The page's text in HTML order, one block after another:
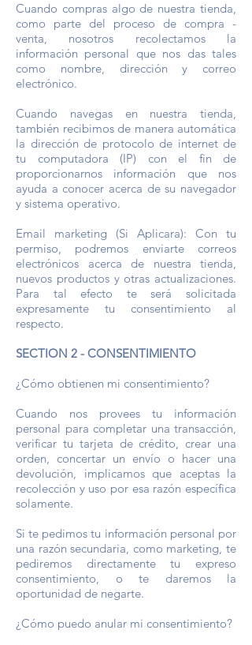
Cuando compras algo de nuestra tienda,
como parte del proceso de compra -
venta, nosotros recolectamos la
información personal que nos das tales
como nombre, dirección y correo
electrónico.
Cuando navegas en nuestra tienda,
también recibimos de manera automática
la dirección de protocolo de internet de
tu computadora (IP) con el fin de
proporcionarnos información que nos
ayuda a conocer acerca de su navegador
y sistema operativo.
Email marketing (Si Aplicara): Con tu
permiso, podremos enviarte correos
electrónicos acerca de nuestra tienda,
nuevos productos y otras actualizaciones.
Para tal efecto te será solicitada
expresamente tu consentimiento al
respecto.
SECTION 2 - CONSENTIMIENTO
¿Cómo obtienen mi consentimiento?
Cuando nos provees tu información
personal para completar una transacción,
verificar tu tarjeta de crédito, crear una
orden, concertar un envío o hacer una
devolución, implicamos que aceptas la
recolección y uso por esa razón específica
solamente.
Si te pedimos tu información personal por
una razón secundaria, como marketing, te
pediremos directamente tu expreso
consentimiento, o te daremos la
oportunidad de negarte.
¿Cómo puedo anular mi consentimiento?